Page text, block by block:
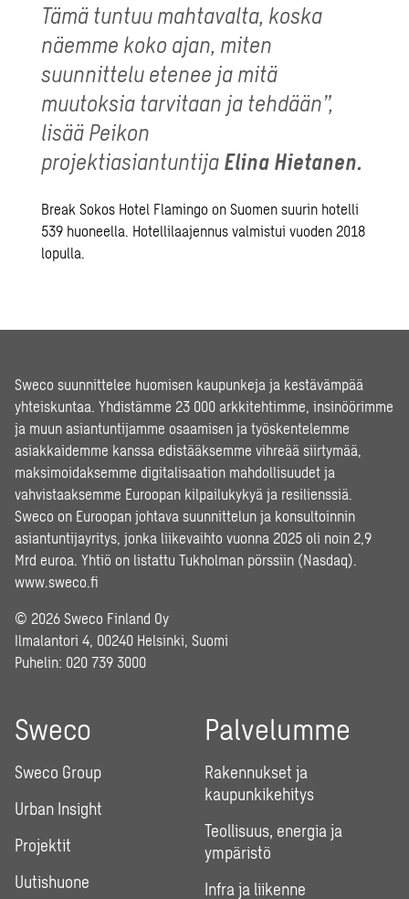
Tämä tuntuu mahtavalta, koska
näemme koko ajan, miten
suunnittelu etenee ja mitä
muutoksia tarvitaan ja tehdään”,
lisää Peikon
projektiasiantuntija Elina Hietanen.
Break Sokos Hotel Flamingo on Suomen suurin hotelli
539 huoneella. Hotellilaajennus valmistui vuoden 2018
lopulla.
Sweco suunnittelee huomisen kaupunkeja ja kestävämpää
yhteiskuntaa. Yhdistämme 23 000 arkkitehtimme, insinöörimme
ja muun asiantuntijamme osaamisen ja työskentelemme
asiakkaidemme kanssa edistääksemme vihreää siirtymää,
maksimoidaksemme digitalisaation mahdollisuudet ja
vahvistaaksemme Euroopan kilpailukykyä ja resilienssiä.
Sweco on Euroopan johtava suunnittelun ja konsultoinnin
asiantuntijayritys, jonka liikevaihto vuonna 2025 oli noin 2,9
Mrd euroa. Yhtiö on listattu Tukholman pörssiin (Nasdaq).
www.sweco.fi
© 2026 Sweco Finland Oy
Ilmalantori 4, 00240 Helsinki, Suomi
Puhelin: 020 739 3000
Sweco
Sweco Group
Urban Insight
Projektit
Uutishuone
Palvelumme
Rakennukset ja
kaupunkikehitys
Teollisuus, energia ja
ympäristö
Infra ja liikenne